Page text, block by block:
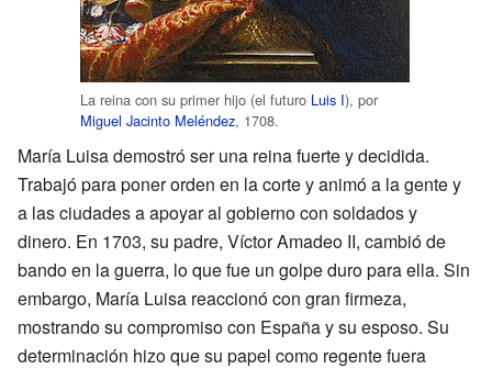
La reina con su primer hijo (el futuro Luis I), por
Miguel Jacinto Meléndez, 1708.
María Luisa demostró ser una reina fuerte y decidida.
Trabajó para poner orden en la corte y animó a la gente y
a las ciudades a apoyar al gobierno con soldados y
dinero. En 1703, su padre, Víctor Amadeo II, cambió de
bando en la guerra, lo que fue un golpe duro para ella. Sin
embargo, María Luisa reaccionó con gran firmeza,
mostrando su compromiso con España y su esposo. Su
determinación hizo que su papel como regente fuera